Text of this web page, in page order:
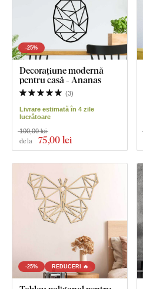
-25%
Decorațiune modernă
pentru casă - Ananas
(3)
Livrare estimată în 4 zile
lucrătoare
de la 75,00 lei
100,00 lei
-25% REDUCERI 🔥